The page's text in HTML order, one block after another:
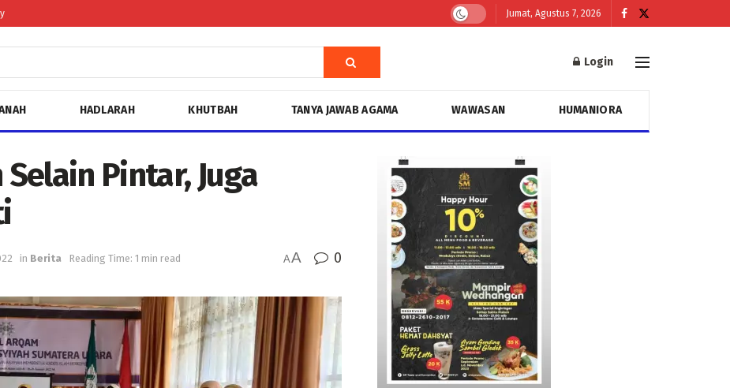
Jumat, Agustus 7, 2026
Login
HADLARAH KHUTBAH TANYA JAWAB AGAMA WAWASAN HUMANIORA
Pintar, Juga
in Berita Reading Time: 1 min read AA 0